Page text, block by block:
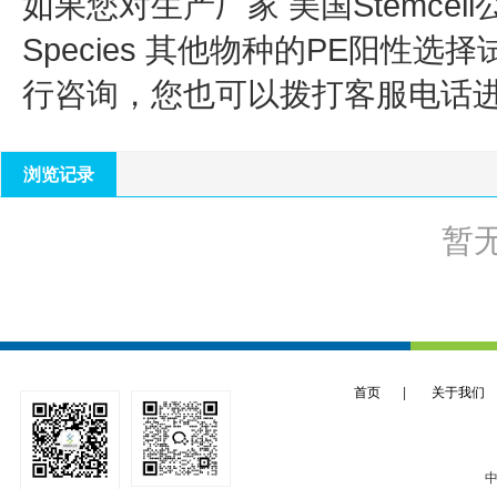
Species 其他物种的PE阳性选择
行咨询，您也可以拨打客服电话
浏览记录
暂
首页 关于我们